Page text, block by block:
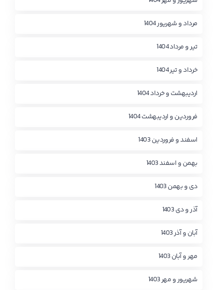
مرداد و شهریور 1404
تیر و مرداد 1404
خرداد و تیر 1404
اردیبهشت و خرداد 1404
فروردین و اردیبهشت 1404
اسفند و فروردین 1403
بهمن و اسفند 1403
دی و بهمن 1403
آذر و دی 1403
آبان و آذر 1403
مهر و آبان 1403
شهریور و مهر 1403